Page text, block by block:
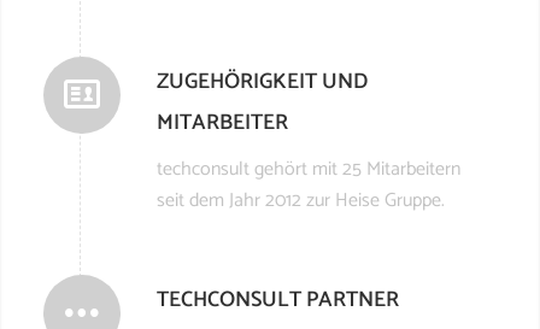
ZUGEHÖRIGKEIT UND
MITARBEITER
techconsult gehört mit 25 Mitarbeitern
seit dem Jahr 2012 zur Heise Gruppe.
TECHCONSULT PARTNER